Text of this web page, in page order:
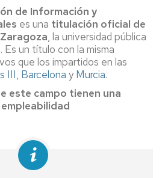
de Información y
es una titulación oficial de
, la universidad pública
Es un título con la misma
que los impartidos en las
III, Barcelona y Murcia.
este campo tienen una